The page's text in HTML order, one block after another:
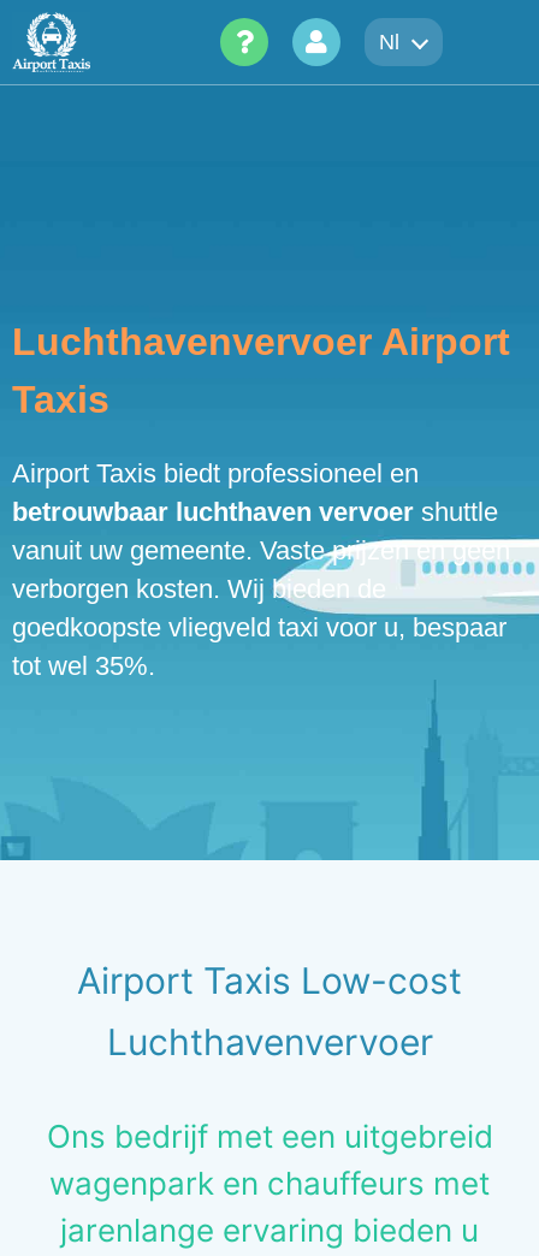
Skip
content
Nl
Luchthavenvervoer Airport
Taxis
Airport Taxis biedt professioneel en
betrouwbaar luchthaven vervoer shuttle
vanuit uw gemeente. Vaste prijzen en geen
verborgen kosten. Wij bieden de
goedkoopste vliegveld taxi voor u, bespaar
tot wel 35%.
Airport Taxis Low-cost
Luchthavenvervoer
Ons bedrijf met een uitgebreid
wagenpark en chauffeurs met
jarenlange ervaring bieden u